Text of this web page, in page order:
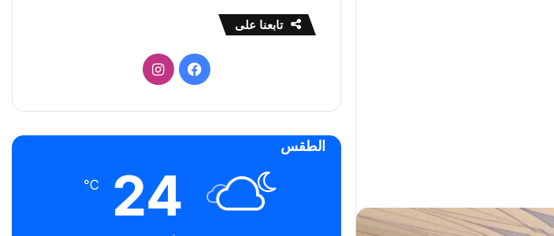
تابعنا على
فيسبوكانستقرام
الطقس
24
℃